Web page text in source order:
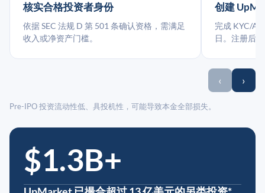
核实合格投资者身份
依据 SEC 法规 D 第 501 条确认资格，需满足
收入或净资产门槛。
创建
完成 KYC/
日。注册后
‹ ›
Pre-IPO 投资流动性低、具投机性，可能导致本金全部损失。
$1.3B+